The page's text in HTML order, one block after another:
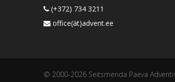
(+372) 734 3211
office(ät)advent.ee
© 2000-2026 Seitsmenda Päeva